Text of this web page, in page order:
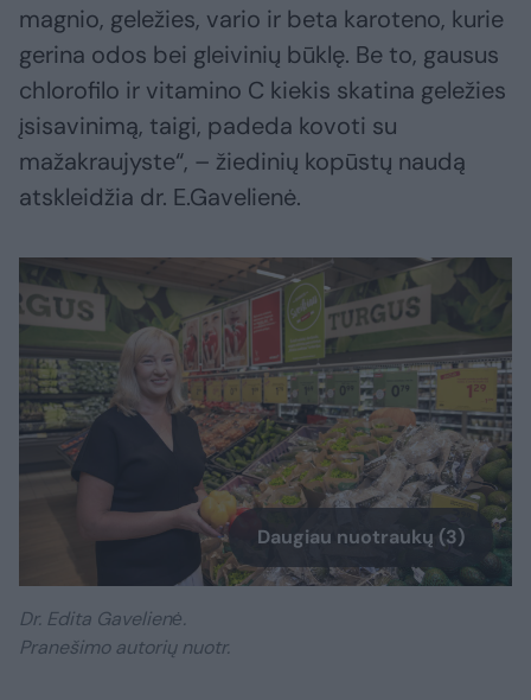
magnio, geležies, vario ir beta karoteno, kurie
gerina odos bei gleivinių būklę. Be to, gausus
chlorofilo ir vitamino C kiekis skatina geležies
įsisavinimą, taigi, padeda kovoti su
mažakraujyste“, – žiedinių kopūstų naudą
atskleidžia dr. E.Gavelienė.
Daugiau nuotraukų (3)
Dr. Edita Gavelienė.
Pranešimo autorių nuotr.